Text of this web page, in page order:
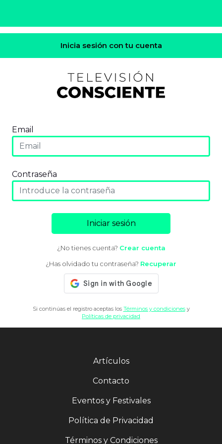
Inicia sesión con tu cuenta
Email
Contraseña
Iniciar sesión
¿No tienes cuenta? Crear cuenta
¿Has olvidado tu contraseña? Recuperar
Si continúas el registro aceptas los Términos y condicionesy
Políticas de privacidad
Artículos
Contacto
Eventos y Festivales
Política de Privacidad
Términos y Condiciones